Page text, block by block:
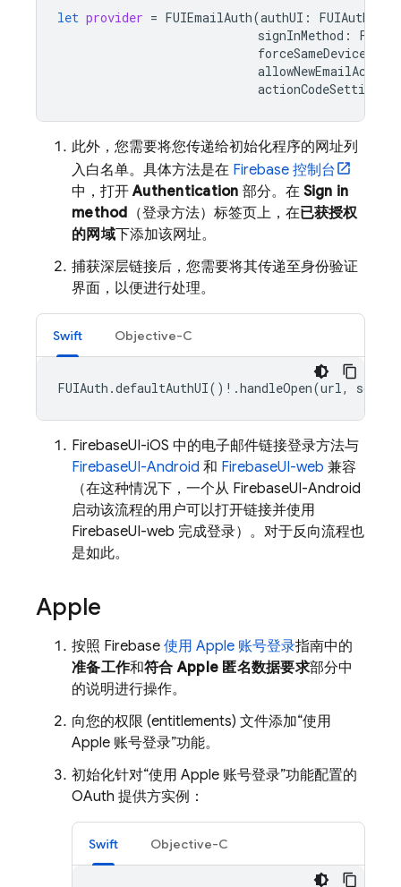
let provider = FUIEmailAuth(authUI : FUIAuth
signInMethod :
forceSameDevice
actionCodeSetting
此外，您需要将您传递给初始化程序的网址列
入白名单。具体方法是在 Firebase 控制台
中，打开Authentication 部分。在 Sign in
method （登录方法）标签页上，在已获授权
的网域下添加该网址。
捕获深层链接后，您需要将其传递至身份验证
界面，以便进行处理。
Swift Objective-C
FUIAuth .defaultAuthUI() ! .handleOpen(url,
FirebaseUI-iOS 中的电子邮件链接登录方法与
FirebaseUI-Android 和 FirebaseUI-web 兼容
（在这种情况下，一个从 FirebaseUI-Android
启动该流程的用户可以打开链接并使用
FirebaseUI-web 完成登录）。对于反向流程也
是如此。
Apple
按照 Firebase 使用 Apple 账号登录指南中的
准备工作和符合 Apple 匿名数据要求部分中
的说明进行操作。
向您的权限 (entitlements) 文件添加“使用
Apple 账号登录”功能。
初始化针对“使用 Apple 账号登录”功能配置的
OAuth 提供方实例：
Swift Objective-C